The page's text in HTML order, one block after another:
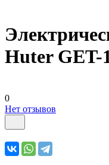
Huter GET-
0
Нет отзывов